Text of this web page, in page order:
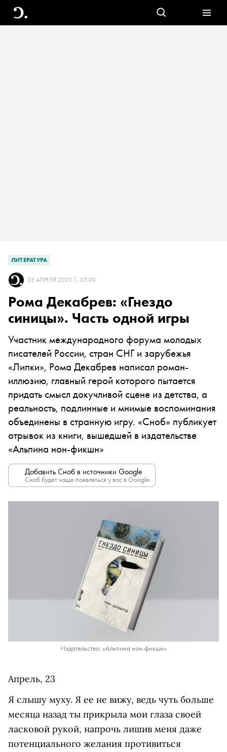
ЛИТЕРАТУРА
23 АПРЕЛЯ 2023 Г., 05:00
Рома Декабрев: «Гнездо
синицы». Часть одной игры
Участник международного форума молодых
писателей России, стран СНГ и зарубежья
«Липки», Рома Декабрев написал роман-
иллюзию, главный герой которого пытается
придать смысл докучливой сцене из детства, а
реальность, подлинные и мнимые воспоминания
объединены в странную игру. «Сноб» публикует
отрывок из книги, вышедшей в издательстве
«Альпина нон-фикшн»
Добавить Сноб в источники Google
Сноб будет чаще появляться у вас в Google.
Издательство: «Альпина нон-фикшн»
Апрель, 23
Я слышу муху. Я ее не вижу, ведь чуть больше
месяца назад ты прикрыла мои глаза своей
ласковой рукой, напрочь лишив меня даже
потенциального желания противиться